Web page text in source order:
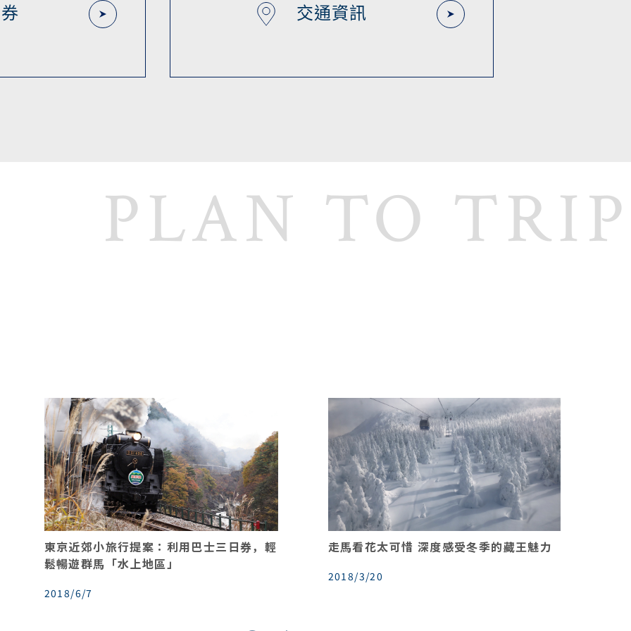
交通資訊
PLAN TO TRIP
東京近郊小旅行提案：利用巴士三日券，輕
鬆暢遊群馬「水上地區」
2018/6/7
走馬看花太可惜 深度感受冬季的藏王魅力
2018/3/20